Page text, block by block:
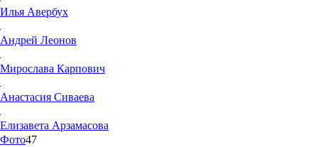
Илья Авербух
Андрей Леонов
Мирослава Карпович
Анастасия Сиваева
Елизавета Арзамасова
Фото47